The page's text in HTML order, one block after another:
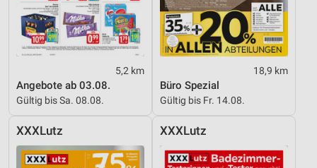
5,2 km
Angebote ab 03.08.
Gültig bis Sa. 08.08.
18,9 km
Büro Spezial
Gültig bis Fr. 14.08.
XXXLutz XXXLutz
Analyse von Zielgruppen durch Statistiken oder
Kombinationen von Daten aus verschiedenen
Quellen
Entwicklung und Verbesserung der Angebote
Verwendung reduzierter Daten zur Auswahl von
Inhalten
Verwendung genauer Standortdaten